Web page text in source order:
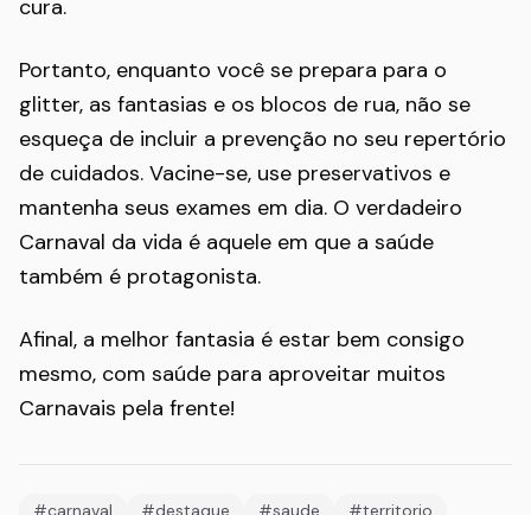
cura.
Portanto, enquanto você se prepara para o
glitter, as fantasias e os blocos de rua, não se
esqueça de incluir a prevenção no seu repertório
de cuidados. Vacine-se, use preservativos e
mantenha seus exames em dia. O verdadeiro
Carnaval da vida é aquele em que a saúde
também é protagonista.
Afinal, a melhor fantasia é estar bem consigo
mesmo, com saúde para aproveitar muitos
Carnavais pela frente!
#carnaval #destaque #saude #territorio